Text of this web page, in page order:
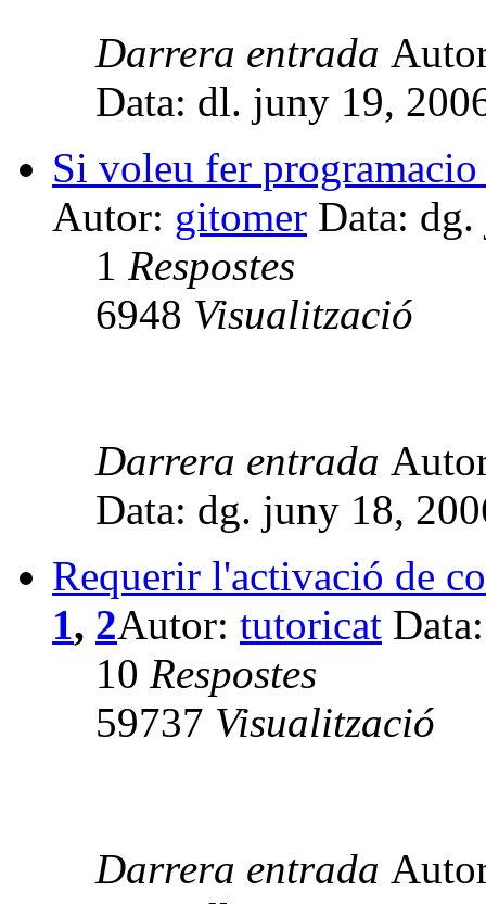
Darrera entrada
Data: dl. juny 19,
Si voleu fer
Autor: gitomer Data:
1 Respostes
6948 Visualització
Darrera entrada
Data: dg. juny 18,
Requerir l'activació de
1, 2Autor: tutoricat
10 Respostes
59737 Visualització
Darrera entrada